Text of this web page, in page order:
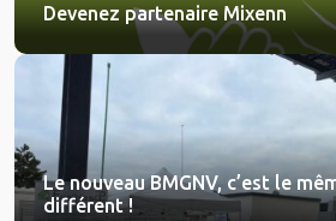
Devenez partenaire Mixenn
Le nouveau BMGNV, c’est le
différent !